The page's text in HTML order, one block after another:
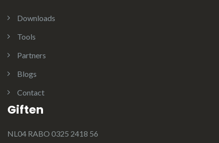
Downloads
Tools
Partners
Blogs
Contact
Giften
NL04 RABO 0325 2418 56